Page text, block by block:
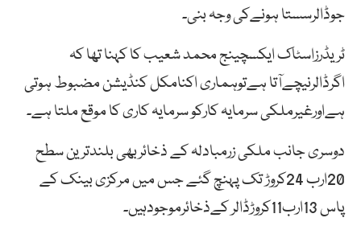
جوڈالرسستا ہونےکی وجہ بنی۔
ٹریڈرزاسٹاک ایکسچینج محمد شعیب کا کہنا تھا کہ
اگرڈالرنیچےآتا ہےتوہماری اکنامکل کنڈیشن مضبوط ہوتی
ہےاورغیرملکی سرمایہ کارکو سرمایہ کاری کا موقع ملتا ہے۔
دوسری جانب ملکی زرمبادلہ کے ذخائربھی بلندترین سطح
20ارب 24کروڑ تک پہنچ گئے جس میں مرکزی بینک کے
پاس 13ارب11کروڑڈالر کےذخائرموجودہیں۔